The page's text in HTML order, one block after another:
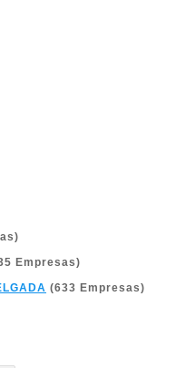
Empresas)
(633 Empresas)